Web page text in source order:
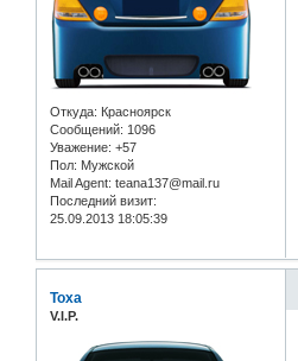
Откуда: Красноярск
Сообщений: 1096
Уважение: +57
Пол: Мужской
Mail Agent: teana137@mail.ru
Последний визит:
25.09.2013 18:05:39
Toxa
V.I.P.